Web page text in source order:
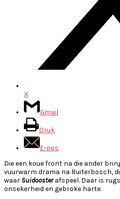
X
Gmail
Druk
E-pos
Die een koue front na die ander
vuurwarm drama na Ruiterbosch,
waar Suidoosterafspeel. Daar is
onsekerheid en gebroke harte.